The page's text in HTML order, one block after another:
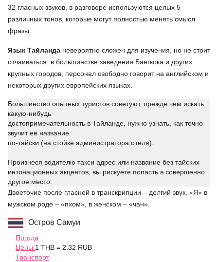
32 гласных звуков, в разговоре используются целых 5
различных тонов, которые могут полностью менять смысл
фразы.
Язык Тайланда невероятно сложен для изучения, но не стоит
отчаиваться: в большинстве заведения Бангкока и других
крупных городов, персонал свободно говорит на английском и
некоторых других европейских языках.
Большинство опытных туристов советуют, прежде чем искать
какую-нибудь
достопримечательность в Тайланде, нужно узнать, как точно
звучит её название
по-тайски (на стойке администратора отеля).
Произнеся водителю такси адрес или название без тайских
интонационных акцентов, вы рискуете попасть в совершенно
другое место.
Двоеточие после гласной в транскрипции – долгий звук. «Я» в
мужском роде – «пхом», в женском – «чан».
Остров Самуи
Погода
Цены 1 THB = 2.32 RUB
Транспорт